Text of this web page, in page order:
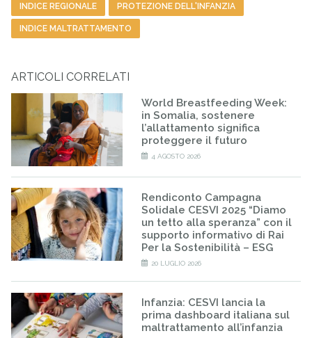
TagINDICE REGIONALE PROTEZIONE DELL'INFANZIA
INDICE MALTRATTAMENTO
ARTICOLI CORRELATI
World Breastfeeding Week:
in Somalia, sostenere
l’allattamento significa
proteggere il futuro
4 AGOSTO 2026
Rendiconto Campagna
Solidale CESVI 2025 “Diamo
un tetto alla speranza” con il
supporto informativo di Rai
Per la Sostenibilità – ESG
20 LUGLIO 2026
Infanzia: CESVI lancia la
prima dashboard italiana sul
maltrattamento all’infanzia